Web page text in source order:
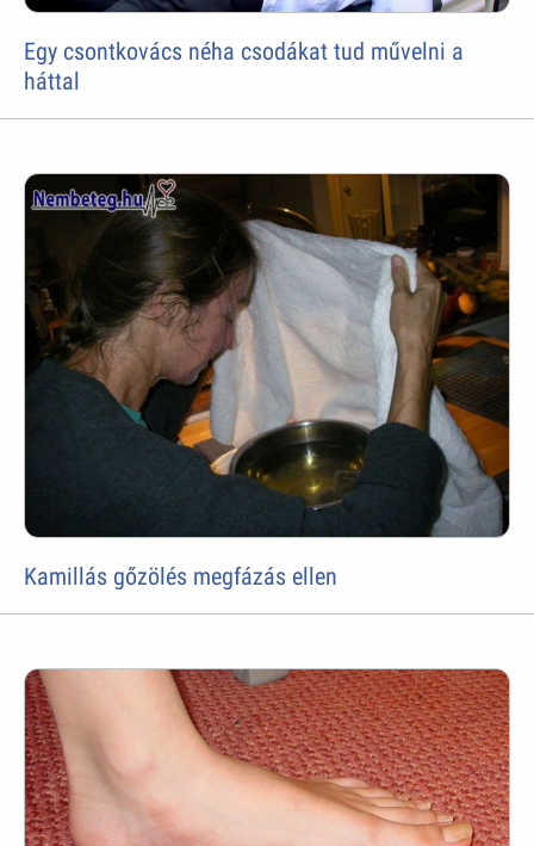
Egy csontkovács néha csodákat tud művelni a
háttal
Kamillás gőzölés megfázás ellen